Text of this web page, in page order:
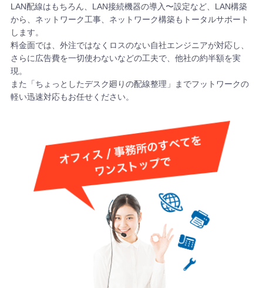
LAN配線はもちろん、LAN接続機器の導入〜設定など、LAN構築
から、ネットワーク工事、ネットワーク構築もトータルサポート
します。
料金面では、外注ではなくロスのない自社エンジニアが対応し、
さらに広告費を一切使わないなどの工夫で、他社の約半額を実
現。
また「ちょっとしたデスク廻りの配線整理」までフットワークの
軽い迅速対応もお任せください。